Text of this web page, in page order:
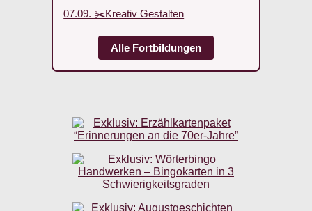
07.09. ✂️Kreativ Gestalten
Alle Fortbildungen